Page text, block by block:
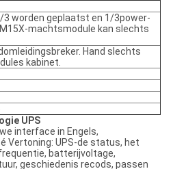
3 worden geplaatst en 1/3power-
machtsmodule kan slechts
Hand slechts
kabinet.
UPS
interface in Engels,
Vertoning: UPS-de status, het
batterijvoltage,
geschiedenis recods, passen